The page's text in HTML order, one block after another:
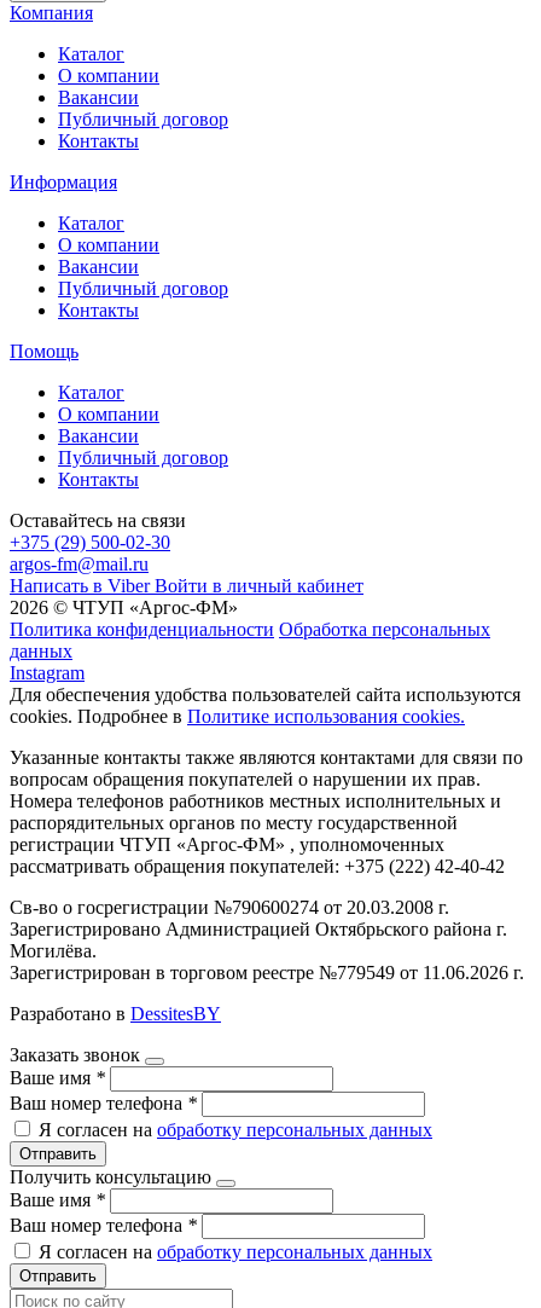
Компания
Каталог
О компании
Вакансии
Публичный договор
Контакты
Информация
Каталог
О компании
Вакансии
Публичный договор
Контакты
Помощь
Каталог
О компании
Вакансии
Публичный договор
Контакты
Оставайтесь на связи
+375 (29) 500-02-30
argos-fm@mail.ru
Написать в Viber Войти в личный кабинет
2026 © ЧТУП «Аргос-ФМ»
Политика конфиденциальности Обработка персональных
данных
Instagram
Для обеспечения удобства пользователей сайта используются
cookies. Подробнее в Политике использования cookies.
Указанные контакты также являются контактами для связи по
вопросам обращения покупателей о нарушении их прав.
Номера телефонов работников местных исполнительных и
распорядительных органов по месту государственной
регистрации ЧТУП «Аргос-ФМ» , уполномоченных
рассматривать обращения покупателей: +375 (222) 42-40-42
Св-во о госрегистрации №790600274 от 20.03.2008 г.
Зарегистрировано Администрацией Октябрьского района г.
Могилёва.
Зарегистрирован в торговом реестре №779549 от 11.06.2026 г.
Разработано в DessitesBY
Заказать звонок
Ваше имя *
Ваш номер телефона *
Я согласен на обработку персональных данных
Отправить
Получить консультацию
Ваше имя *
Ваш номер телефона *
Я согласен на обработку персональных данных
Отправить